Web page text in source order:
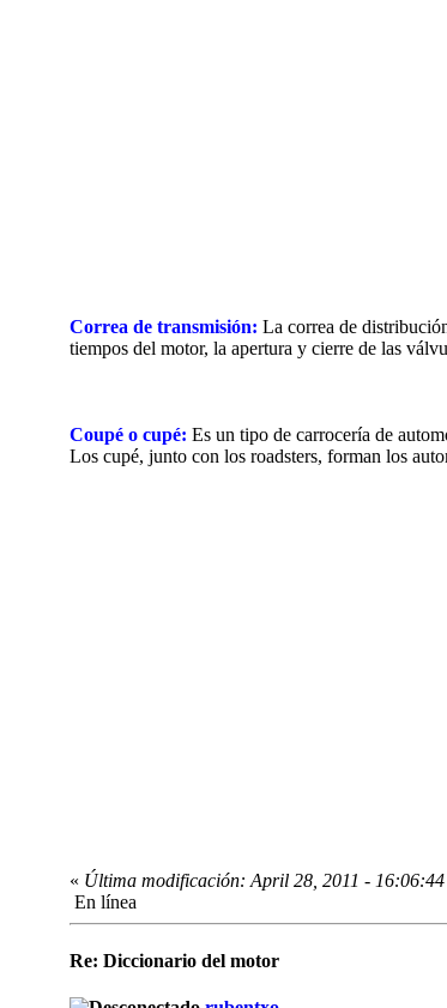
Correa de transmisión: La correa de
tiempos del motor, la apertura y cierre de las
Coupé o cupé: Es un tipo de carrocería de
Los cupé, junto con los roadsters, forman los
« Última modificación: April 28, 2011 -
En línea
Re: Diccionario del motor